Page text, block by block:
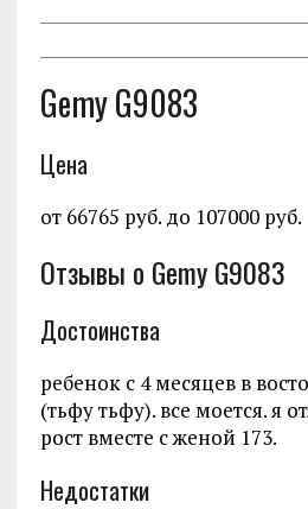
Gemy G9083
Цена
от 66765 руб. до 107000 руб.
Отзывы о Gemy G9083
Достоинства
ребенок с 4 месяцев в
(тьфу тьфу). все моется. я
рост вместе с женой 173.
Недостатки